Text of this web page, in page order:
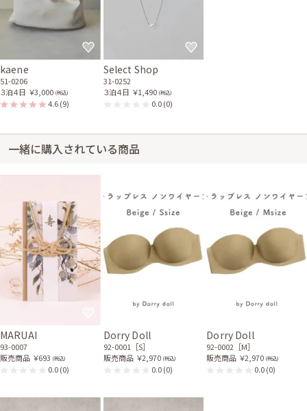
kaene
51-0206
３泊４日 ￥3,000 (税込)
4.6(9)
Select Shop
31-0252
３泊４日 ￥1,490 (税込)
0.0(0)
一緒に購入されている商品
MARUAI
93-0007
販売商品 ￥693 (税込)
0.0(0)
Dorry Doll
92-0001［S］
販売商品 ￥2,970 (税込)
0.0(0)
Dorry Doll
92-0002［M］
販売商品 ￥2,970 (税込)
0.0(0)